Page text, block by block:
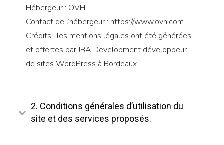
Hébergeur : OVH
Contact de l’hébergeur : https://www.ovh.com
Crédits : les mentions légales ont été générées
et offertes par JBA Development développeur
de sites WordPress à Bordeaux.
2. Conditions générales d’utilisation du
site et des services proposés.